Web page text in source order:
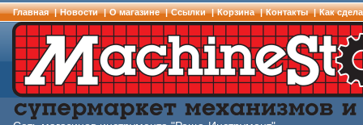
Главная | Новости | О магазине | Cсылки | Корзина | Контакты | Как